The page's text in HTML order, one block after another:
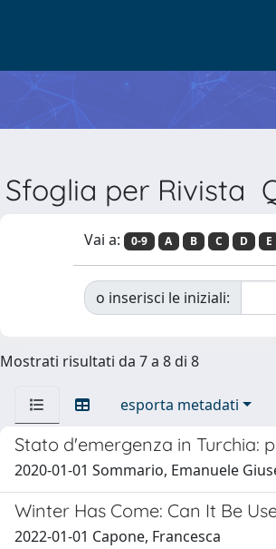
Sfoglia per Rivista
Vai a: 0-9 A B C D E
o inserisci le iniziali:
Mostrati risultati da 7 a 8 di 8
esporta metadati
Stato d'emergenza in Turchia:
2020-01-01 Sommario, Emanuele
Winter Has Come: Can It Be
2022-01-01 Capone, Francesca